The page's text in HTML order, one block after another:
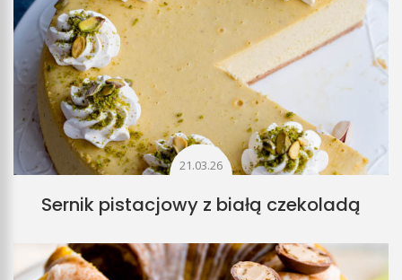
21.03.26
Sernik pistacjowy z białą czekoladą